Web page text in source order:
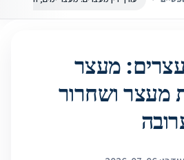
מעצר
מעצר ושחרור